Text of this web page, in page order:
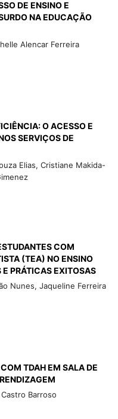
DE ENSINO E
NA EDUCAÇÃO
Alencar Ferreira
O ACESSO E
SERVIÇOS DE
Elias, Cristiane Makida-
COM
(TEA) NO ENSINO
E PRÁTICAS EXITOSAS
Nunes, Jaqueline Ferreira
TDAH EM SALA DE
Barroso